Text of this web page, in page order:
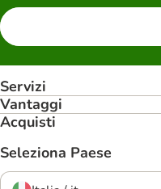
Servizi
Vantaggi
Acquisti
Seleziona Paese